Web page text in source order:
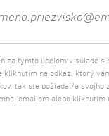
za týmto účelom v súlade
kliknutím na odkaz, ktorý
tak ste požiadal/a
emailom alebo